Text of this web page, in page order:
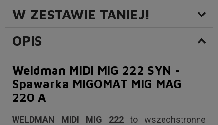
W ZESTAWIE TANIEJ!
OPIS
Weldman MIDI MIG 222 SYN -
Spawarka MIGOMAT MIG MAG
220 A
WELDMAN MIDI MIG 222to wszechstronne